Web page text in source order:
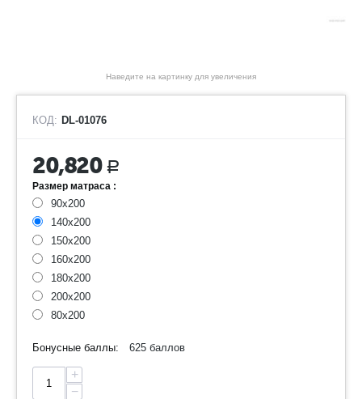
Наведите на картинку для увеличения
КОД: DL-01076
20,820 Р
Размер матраса :
90x200
140x200
150x200
160x200
180x200
200x200
80x200
Бонусные баллы: 625 баллов
+
−